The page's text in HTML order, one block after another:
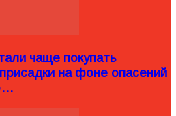
чаще покупать
на фоне опасений